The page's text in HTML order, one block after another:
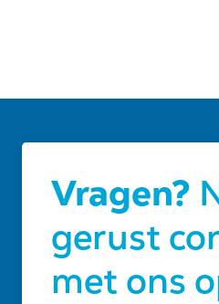
Vragen?
gerust
met ons